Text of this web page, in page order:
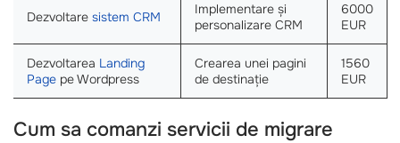
Dezvoltare sistem CRM
Implementare și
personalizare CRM
6000
EUR
Dezvoltarea Landing
Page pe Wordpress
Crearea unei pagini
de destinație
1560
EUR
Cum sa comanzi servicii de migrare